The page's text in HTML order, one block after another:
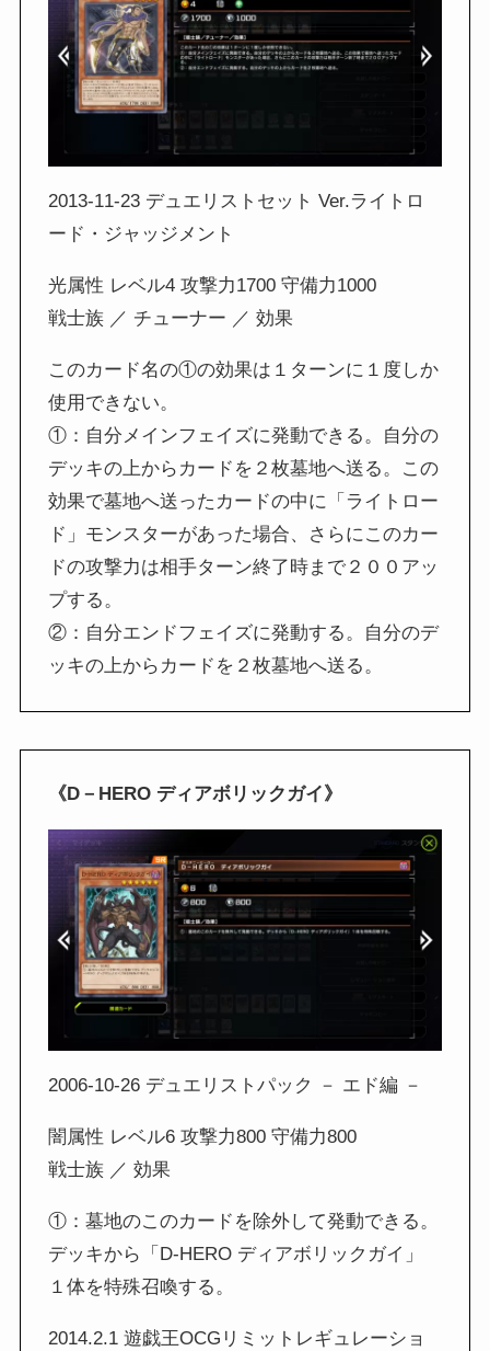
2013-11-23 デュエリストセット Ver.ライトロ
ード・ジャッジメント
光属性 レベル4 攻撃力1700 守備力1000
戦士族 ／ チューナー ／ 効果
このカード名の①の効果は１ターンに１度しか
使用できない。
①：自分メインフェイズに発動できる。自分の
デッキの上からカードを２枚墓地へ送る。この
効果で墓地へ送ったカードの中に「ライトロー
ド」モンスターがあった場合、さらにこのカー
ドの攻撃力は相手ターン終了時まで２００アッ
プする。
②：自分エンドフェイズに発動する。自分のデ
ッキの上からカードを２枚墓地へ送る。
《D－HERO ディアボリックガイ》
2006-10-26 デュエリストパック － エド編 －
闇属性 レベル6 攻撃力800 守備力800
戦士族 ／ 効果
①：墓地のこのカードを除外して発動できる。
デッキから「D-HERO ディアボリックガイ」
１体を特殊召喚する。
2014.2.1 遊戯王OCGリミットレギュレーショ